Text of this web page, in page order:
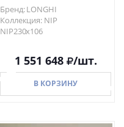
Бренд: LONGHI
Коллекция: NIP
NIP230х106
1 551 648 /шт.
В КОРЗИНУ